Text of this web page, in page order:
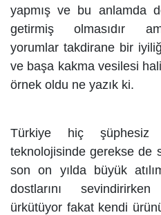
yapmış ve bu anlamda
getirmiş olmasıdır
yorumlar takdirane bir
ve başa kakma vesilesi
örnek oldu ne yazık ki.
Türkiye hiç şüphesiz
teknolojisinde gerekse de
son on yılda büyük
dostlarını
ürkütüyor fakat kendi